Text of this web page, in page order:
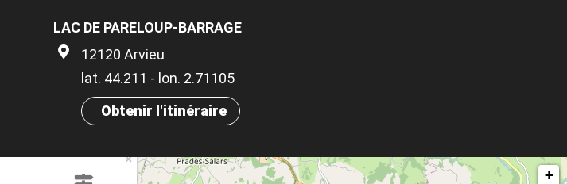
LAC DE PARELOUP-BARRAGE
12120 Arvieu
lat. 44.211 - lon. 2.71105
Obtenir l'itinéraire
×
+